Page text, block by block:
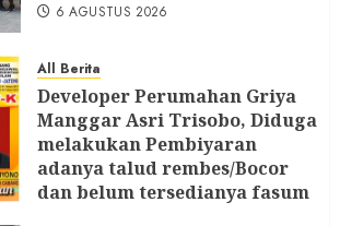
6 AGUSTUS 2026
All Berita
Developer Perumahan Griya
Manggar Asri Trisobo, Diduga
melakukan Pembiyaran
adanya talud rembes/Bocor
dan belum tersedianya fasum